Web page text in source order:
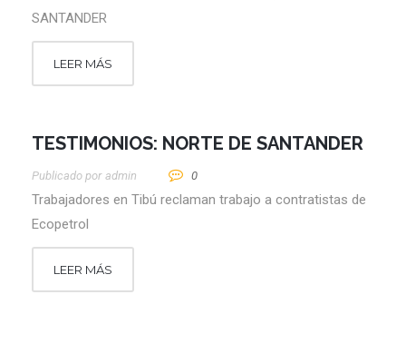
SANTANDER
LEER MÁS
TESTIMONIOS: NORTE DE SANTANDER
Publicado por Admin 0
Trabajadores en Tibú reclaman trabajo a contratistas de
Ecopetrol
LEER MÁS